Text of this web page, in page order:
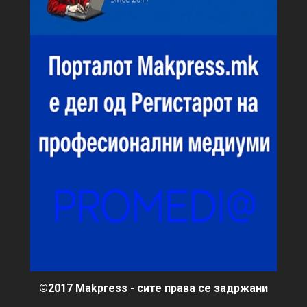
©2017 Makpress - сите права се задржани